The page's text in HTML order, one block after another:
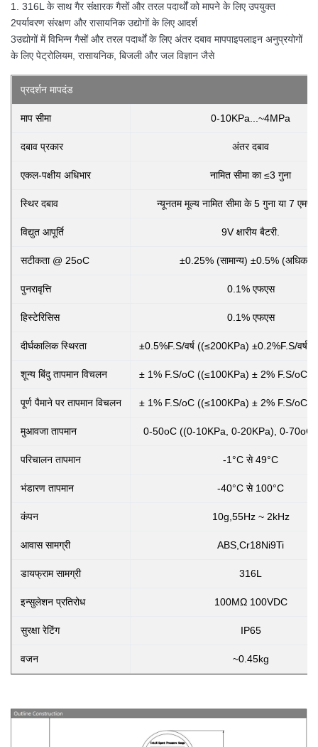
1. 316L के साथ गैर संक्षारक गैसों और तरल पदार्थों को मापने के लिए उपयुक्त
2पर्यावरण संरक्षण और रासायनिक उद्योगों के लिए आदर्श
3उद्योगों में विभिन्न गैसों और तरल पदार्थों के लिए अंतर दबाव मापपाइपलाइन अनुप्रयोगों
के लिए पेट्रोलियम, रासायनिक, बिजली और जल विज्ञान जैसे
प्रदर्शन मापदंड
माप सीमा 0-10KPa...~4MPa
दबाव प्रकार अंतर दबाव
एकल-पक्षीय अधिभार नामित सीमा का ≤3 गुना
स्थिर दबाव न्यूनतम मूल्य नामित सीमा के 5 गुना या 7
विद्युत आपूर्ति 9V क्षारीय बैटरी.
सटीकता @ 25oC ±0.25% (सामान्य) ±0.5%
पुनरावृत्ति 0.1% एफएस
हिस्टेरिसिस 0.1% एफएस
दीर्घकालिक स्थिरता ±0.5%F.S/वर्ष ((≤200KPa) ±0.2%F.S/वर्ष
शून्य बिंदु तापमान विचलन ± 1% F.S/oC ((≤100KPa) ± 2% F.S/oC
पूर्ण पैमाने पर तापमान विचलन ± 1% F.S/oC ((≤100KPa) ± 2% F.S/oC
मुआवजा तापमान 0-50oC ((0-10KPa, 0-20KPa), 0-
परिचालन तापमान -1°C से 49°C
भंडारण तापमान -40°C से 100°C
कंपन 10g,55Hz ~ 2kHz
आवास सामग्री ABS,Cr18Ni9Ti
डायफ्राम सामग्री 316L
इन्सुलेशन प्रतिरोध 100MΩ 100VDC
सुरक्षा रेटिंग IP65
वजन ~0.45kg